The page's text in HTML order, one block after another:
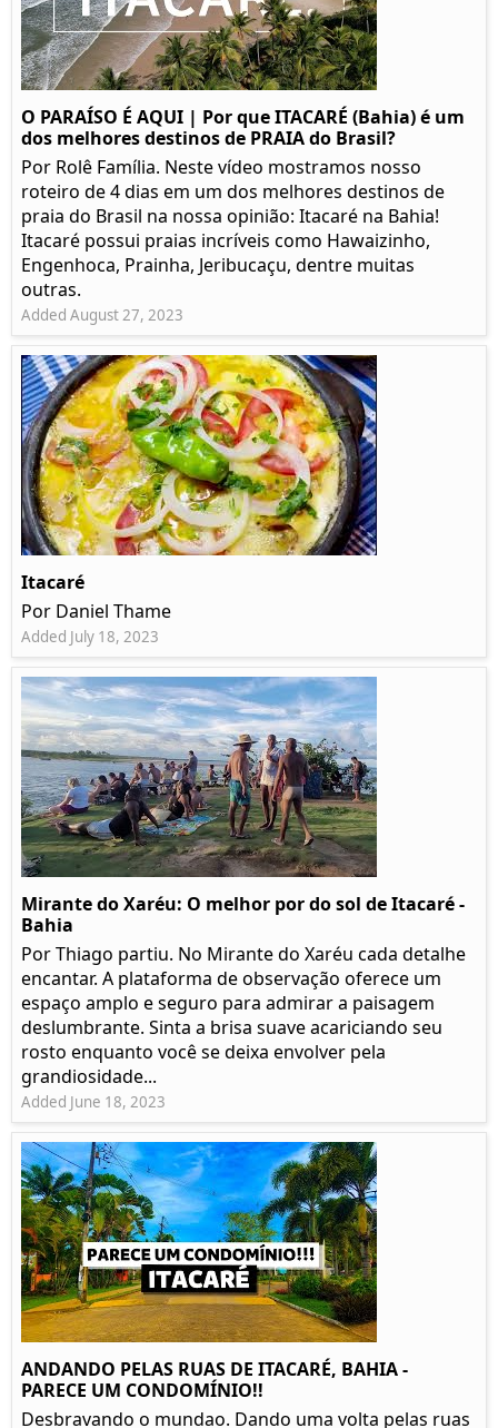
O PARAÍSO É AQUI | Por que ITACARÉ (Bahia) é um
dos melhores destinos de PRAIA do Brasil?
Por Rolê Família. Neste vídeo mostramos nosso
roteiro de 4 dias em um dos melhores destinos de
praia do Brasil na nossa opinião: Itacaré na Bahia!
Itacaré possui praias incríveis como Hawaizinho,
Engenhoca, Prainha, Jeribucaçu, dentre muitas
outras.
Added August 27, 2023
Itacaré
Por Daniel Thame
Added July 18, 2023
Mirante do Xaréu: O melhor por do sol de Itacaré -
Bahia
Por Thiago partiu. No Mirante do Xaréu cada detalhe
encantar. A plataforma de observação oferece um
espaço amplo e seguro para admirar a paisagem
deslumbrante. Sinta a brisa suave acariciando seu
rosto enquanto você se deixa envolver pela
grandiosidade...
Added June 18, 2023
ANDANDO PELAS RUAS DE ITACARÉ, BAHIA -
PARECE UM CONDOMÍNIO!!
Desbravando o mundao. Dando uma volta pelas ruas